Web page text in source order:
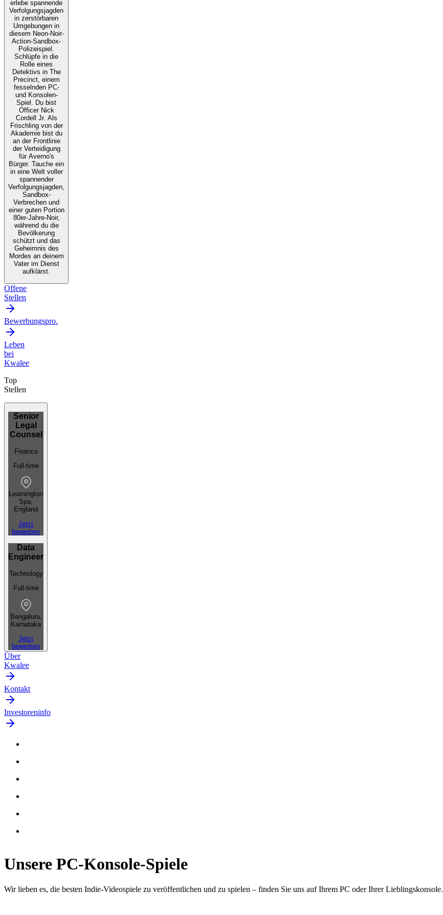
erlebe spannende
Verfolgungsjagden
in zerstörbaren
Umgebungen in
diesem Neon-Noir-
Action-Sandbox-
Polizeispiel.
Schlüpfe in die
Rolle eines
Detektivs in The
Precinct, einem
fesselnden PC-
und Konsolen-
Spiel. Du bist
Officer Nick
Cordell Jr. Als
Frischling von der
Akademie bist du
an der Frontlinie
der Verteidigung
für Averno's
Bürger. Tauche ein
in eine Welt voller
spannender
Verfolgungsjagden,
Sandbox-
Verbrechen und
einer guten Portion
80er-Jahre-Noir,
während du die
Bevölkerung
schützt und das
Geheimnis des
Mordes an deinem
Vater im Dienst
aufklärst.
Offene
Stellen
Bewerbungspro.
Leben
bei
Kwalee
Top
Stellen
Senior
Legal
Counsel
Finance
Full-time
Leamington
Spa,
England
Jetzt
bewerben
Data
Engineer
Technology
Full-time
Bengaluru,
Karnataka
Jetzt
bewerben
Über
Kwalee
Kontakt
Investoreninfo
Unsere PC-Konsole-Spiele
Wir lieben es, die besten Indie-Videospiele zu veröffentlichen und zu spielen – finden Sie uns auf Ihrem PC oder Ihrer Lieblingskonsole.